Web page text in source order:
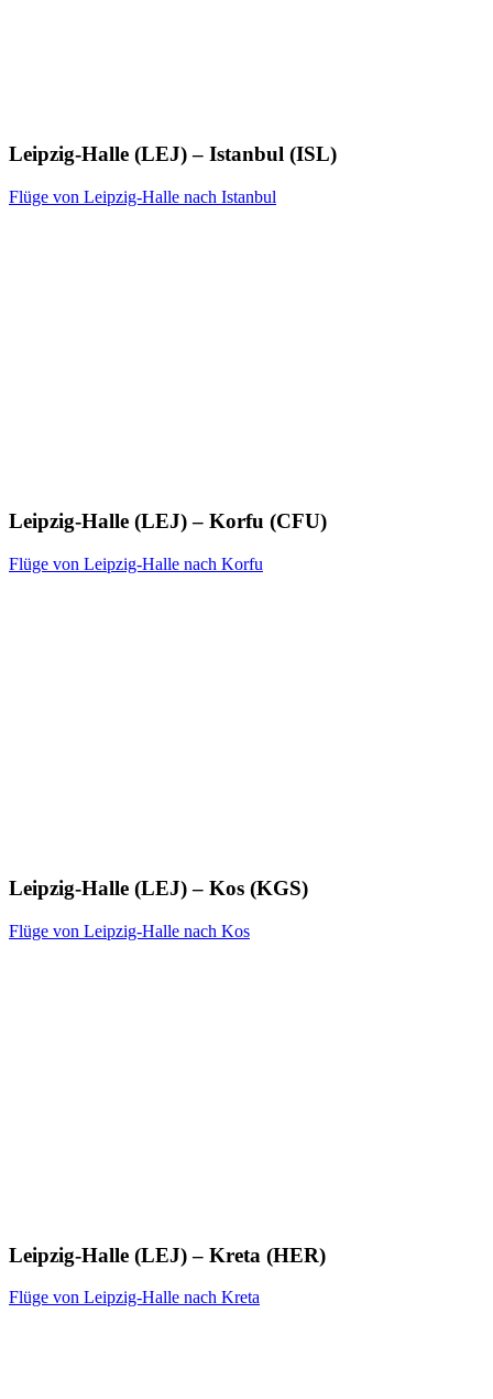
Leipzig-Halle (LEJ) – Istanbul (ISL)
Flüge von Leipzig-Halle nach Istanbul
Leipzig-Halle (LEJ) – Korfu (CFU)
Flüge von Leipzig-Halle nach Korfu
Leipzig-Halle (LEJ) – Kos (KGS)
Flüge von Leipzig-Halle nach Kos
Leipzig-Halle (LEJ) – Kreta (HER)
Flüge von Leipzig-Halle nach Kreta